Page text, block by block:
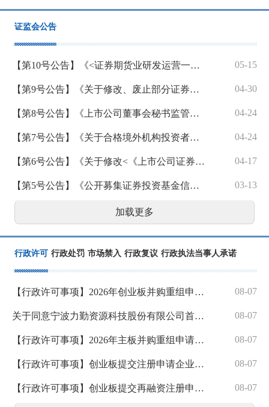
证监会公告
【第10号公告】《<证券期货业研发运营一体化体系建设指南>等4项行业标准》 05-15
【第9号公告】《关于修改、废止部分证券期货规范性文件的决定》 04-30
【第8号公告】《上市公司董事会秘书监管规则》 04-24
【第7号公告】《关于合格境外机构投资者和人民币合格境外机构投资者参与国债期货交易的公告》 04-24
【第6号公告】《关于修改<《上市公司证券发行注册管理办法》第九条、第十条、第十一条、第十三条、第四十条、第五十七条、第六十条有关规定的适用意见——证券期货法律适用意见第18号>的决定》 04-17
【第5号公告】《公开募集证券投资基金信息披露内容与格式准则第2号—定期报告的内容与格式》 03-13
加载更多
行政许可 行政处罚 市场禁入 行政复议 行政执法当事人承诺
【行政许可事项】2026年创业板并购重组申请注册企业基本情况公示 08-07
关于同意宁波力勤资源科技股份有限公司首次公开发行股票注册的批复 08-07
【行政许可事项】2026年主板并购重组申请注册企业基本情况公示 08-07
【行政许可事项】创业板提交注册申请企业基本情况 08-07
【行政许可事项】创业板提交再融资注册申请企业基本情况 08-07